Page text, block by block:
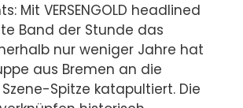
Mit VERSENGOLD headlined
Band der Stunde das
nur weniger Jahre hat
aus Bremen an die
Spitze katapultiert. Die